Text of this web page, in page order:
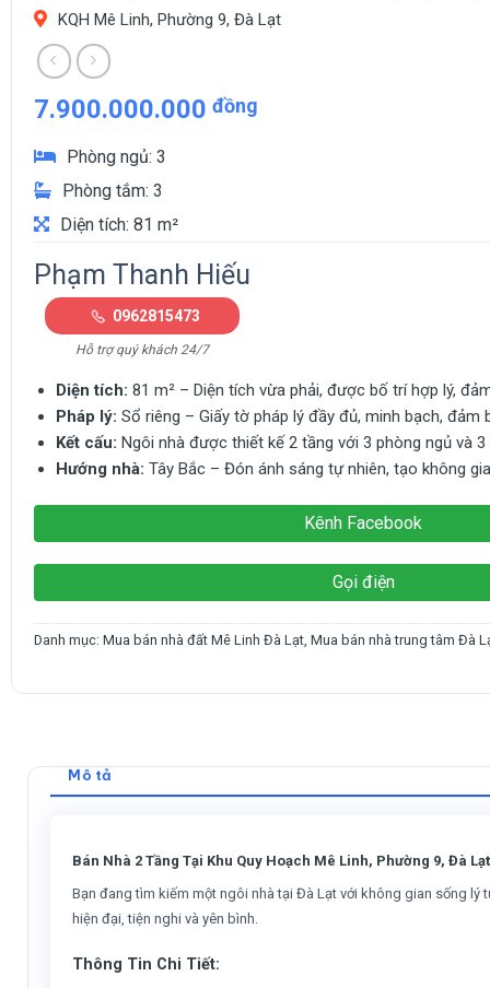
KQH Mê Linh, Phường 9, Đà Lạt
7.900.000.000 đồng
Phòng ngủ: 3
Phòng tắm: 3
Diện tích: 81 m²
Phạm Thanh Hiếu
0962815473
Hỗ trợ quý khách 24/7
Diện tích: 81 m² – Diện tích vừa phải, được bố trí hợp lý,
Pháp lý: Sổ riêng – Giấy tờ pháp lý đầy đủ, minh bạch,
Kết cấu: Ngôi nhà được thiết kế 2 tầng với 3 phòng ngủ và
Hướng nhà: Tây Bắc – Đón ánh sáng tự nhiên, tạo không
Kênh Facebook
Gọi điện
Danh mục:Mua bán nhà đất Mê Linh Đà Lạt ,Mua bán nhà trung tâm Đà
Mô tả
Bán Nhà 2 Tầng Tại Khu Quy Hoạch Mê Linh, Phường 9, Đà
Bạn đang tìm kiếm một ngôi nhà tại Đà Lạt với không gian sống lý
hiện đại, tiện nghi và yên bình.
Thông Tin Chi Tiết: